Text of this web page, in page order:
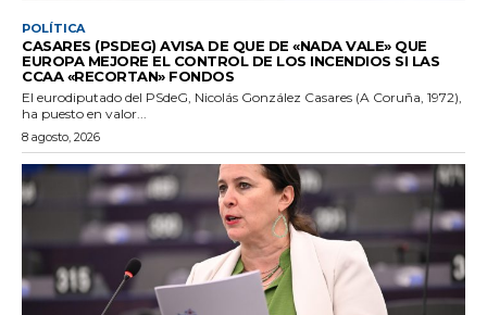
POLÍTICA
CASARES (PSDEG) AVISA DE QUE DE «NADA VALE» QUE
EUROPA MEJORE EL CONTROL DE LOS INCENDIOS SI LAS
CCAA «RECORTAN» FONDOS
El eurodiputado del PSdeG, Nicolás González Casares (A Coruña, 1972),
ha puesto en valor...
8 agosto, 2026